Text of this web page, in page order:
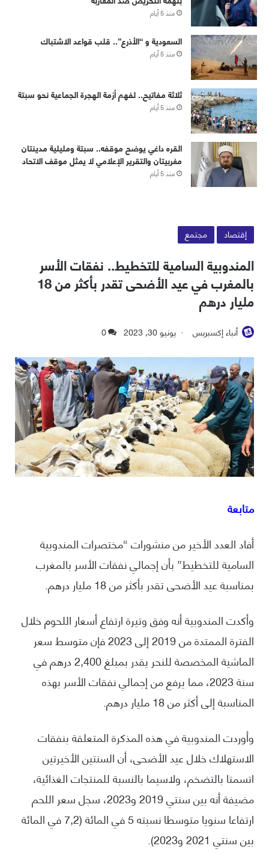
منذ 5 أيام
‏⁧‫السعودية‬⁩ و “الأذرع”.. قلب قواعد الاشتباك
منذ 5 أيام
ثلاثة مفاتيح.. لفهم أزمة الهجرة الجماعية نحو سبتة
منذ 5 أيام
القره داغي يوضح موقفه.. سبتة ومليلية مدينتان
مغربيتان والتقرير الإعلامي لا يمثل موقف الاتحاد
منذ 5 أيام